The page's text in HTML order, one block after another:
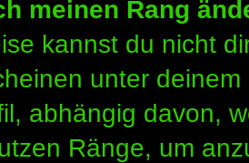
meinen Rang
kannst du nicht
unter
abhängig davon,
Ränge, um